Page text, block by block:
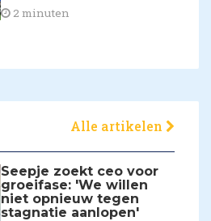
2 minuten
Alle artikelen
Seepje zoekt ceo voor
groeifase: 'We willen
niet opnieuw tegen
stagnatie aanlopen'